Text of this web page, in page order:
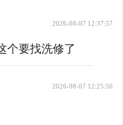
2026-08-07 12:37:57
个要找洗修了
2026-08-07 12:25:50